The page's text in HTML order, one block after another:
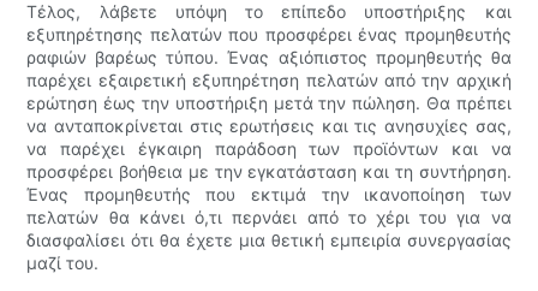
Τέλος, λάβετε υπόψη το επίπεδο υποστήριξης και
εξυπηρέτησης πελατών που προσφέρει ένας προμηθευτής
ραφιών βαρέως τύπου. Ένας αξιόπιστος προμηθευτής θα
παρέχει εξαιρετική εξυπηρέτηση πελατών από την αρχική
ερώτηση έως την υποστήριξη μετά την πώληση. Θα πρέπει
να ανταποκρίνεται στις ερωτήσεις και τις ανησυχίες σας,
να παρέχει έγκαιρη παράδοση των προϊόντων και να
προσφέρει βοήθεια με την εγκατάσταση και τη συντήρηση.
Ένας προμηθευτής που εκτιμά την ικανοποίηση των
πελατών θα κάνει ό,τι περνάει από το χέρι του για να
διασφαλίσει ότι θα έχετε μια θετική εμπειρία συνεργασίας
μαζί του.